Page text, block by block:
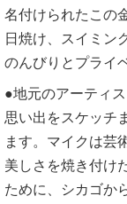
名付けられたこの
日焼け、スイミン
のんびりとプライ
●地元のアーティ
思い出をスケッチ
ます。マイクは芸
美しさを焼き付け
ために、シカゴか